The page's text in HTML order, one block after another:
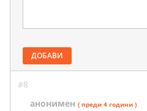
ДОБАВИ
#8
анонимен ( преди 4 години )